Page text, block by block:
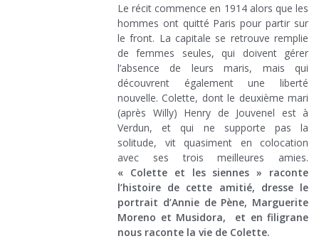
Le récit commence en 1914 alors que les
hommes ont quitté Paris pour partir sur
le front. La capitale se retrouve remplie
de femmes seules, qui doivent gérer
l’absence de leurs maris, mais qui
découvrent également une liberté
nouvelle. Colette, dont le deuxième mari
(après Willy) Henry de Jouvenel est à
Verdun, et qui ne supporte pas la
solitude, vit quasiment en colocation
avec ses trois meilleures amies.
« Colette et les siennes » raconte
l’histoire de cette amitié, dresse le
portrait d’Annie de Pène, Marguerite
Moreno et Musidora, et en filigrane
nous raconte la vie de Colette.